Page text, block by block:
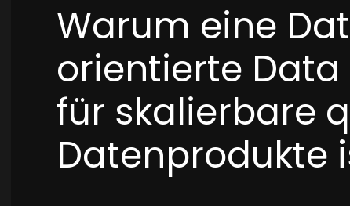
Warum eine
orientierte Data
für skalierbare
Datenprodukte